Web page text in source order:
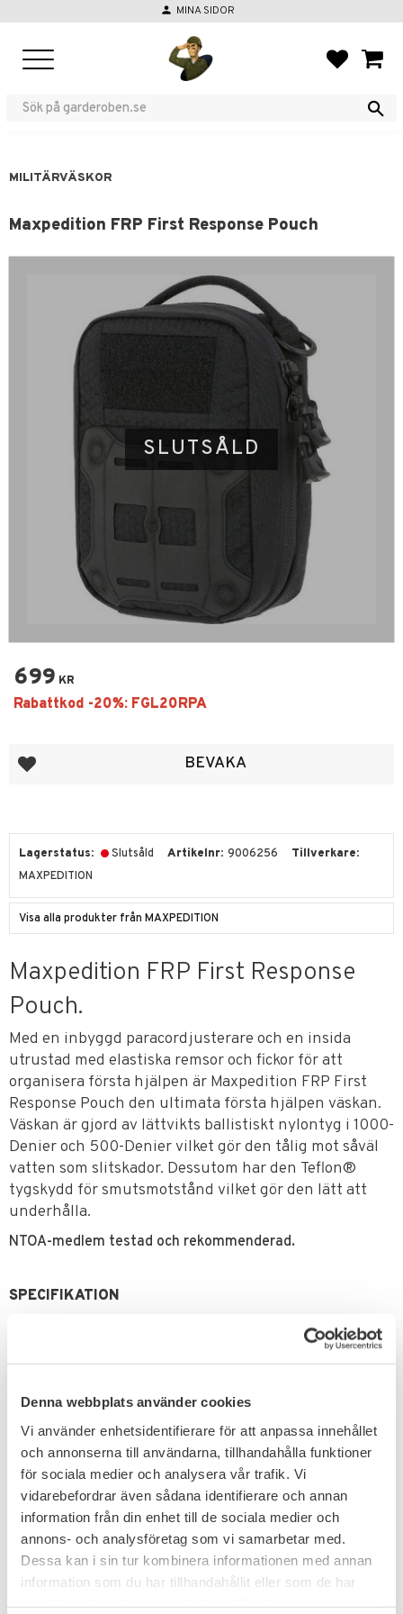
Denna webbplats använder cookies
Vi använder enhetsidentifierare för att anpassa innehållet
och annonserna till användarna, tillhandahålla funktioner
för sociala medier och analysera vår trafik. Vi
vidarebefordrar även sådana identifierare och annan
information från din enhet till de sociala medier och
annons- och analysföretag som vi samarbetar med.
Dessa kan i sin tur kombinera informationen med annan
information som du har tillhandahållit eller som de har
person MINA SIDOR
MILITÄRVÄSKOR
Maxpedition FRP First Response Pouch
SLUTSÅLD
699 KR
Lägg till i favoriter BEVAKA
Lagerstatus Slutsåld Artikelnr 9006256
Tillverkare
MAXPEDITION
Visa alla produkter från MAXPEDITION
Maxpedition FRP First Response
Pouch.
Med en inbyggd paracordjusterare och en insida
utrustad med elastiska remsor och fickor för att
organisera första hjälpen är Maxpedition FRP First
Response Pouch den ultimata första hjälpen väskan.
Väskan är gjord av lättvikts ballistiskt nylontyg i 1000-
Denier och 500-Denier vilket gör den tålig mot såväl
vatten som slitskador. Dessutom har den Teflon®
tygskydd för smutsmotstånd vilket gör den lätt att
underhålla.
NTOA-medlem testad och rekommenderad.
SPECIFIKATION
Omdömen
Du
Bli den första att lämna ett omdöme.